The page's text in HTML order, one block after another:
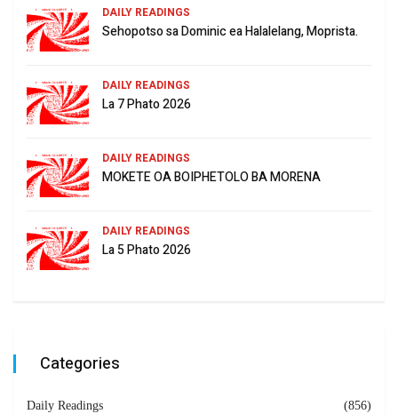
DAILY READINGS
Sehopotso sa Dominic ea Halalelang, Moprista.
DAILY READINGS
La 7 Phato 2026
DAILY READINGS
MOKETE OA BOIPHETOLO BA MORENA
DAILY READINGS
La 5 Phato 2026
Categories
Daily Readings (856)